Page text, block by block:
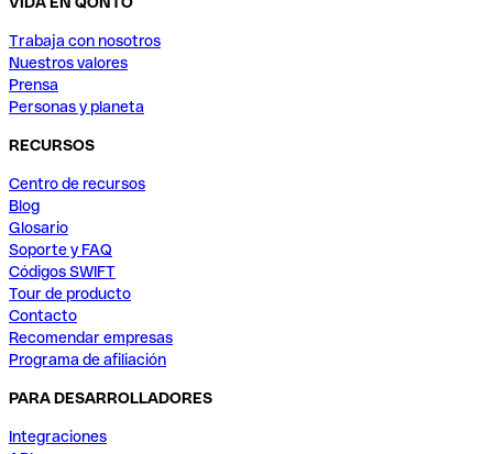
Trabaja con nosotros
Nuestros valores
Prensa
Personas y planeta
RECURSOS
Centro de recursos
Blog
Glosario
Soporte y FAQ
Códigos SWIFT
Tour de producto
Contacto
Recomendar empresas
Programa de afiliación
PARA DESARROLLADORES
Integraciones